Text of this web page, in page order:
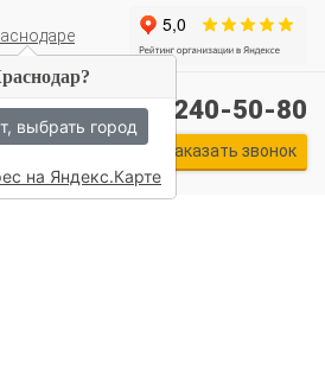
+7 (861) 240-50-80
Заказать звонок
выбрать город
на Яндекс.Карте